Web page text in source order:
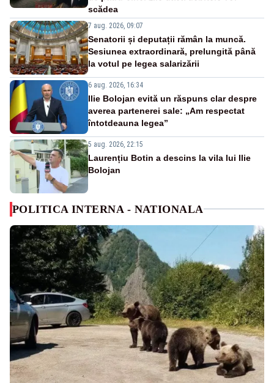
scădea
7 aug. 2026, 09:07
Senatorii și deputații rămân la muncă.
Sesiunea extraordinară, prelungită până
la votul pe legea salarizării
6 aug. 2026, 16:34
Ilie Bolojan evită un răspuns clar despre
averea partenerei sale: „Am respectat
întotdeauna legea”
5 aug. 2026, 22:15
Laurențiu Botin a descins la vila lui Ilie
Bolojan
POLITICA INTERNA - NATIONALA